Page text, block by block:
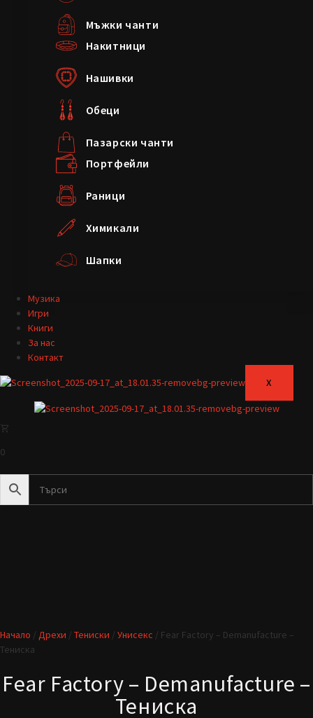
Мъжки чанти
Накитници
Нашивки
Обеци
Пазарски чанти
Портфейли
Раници
Химикали
Шапки
Музика
Игри
Книги
За нас
Контакт
X
0
Начало / Дрехи / Тениски / Унисекс / Fear Factory – Demanufacture –
Тениска
Fear Factory – Demanufacture –
Тениска